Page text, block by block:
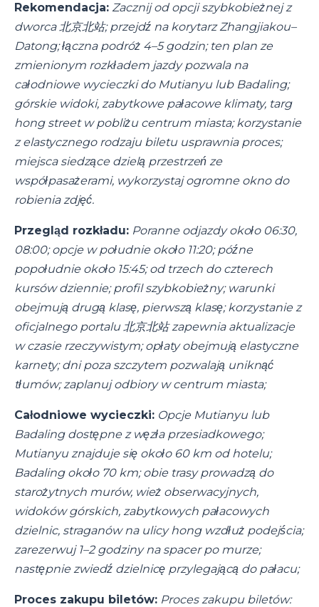
Rekomendacja: Zacznij od opcji szybkobieżnej z
dworca 北京北站; przejdź na korytarz Zhangjiakou–
Datong; łączna podróż 4–5 godzin; ten plan ze
zmienionym rozkładem jazdy pozwala na
całodniowe wycieczki do Mutianyu lub Badaling;
górskie widoki, zabytkowe pałacowe klimaty, targ
hong street w pobliżu centrum miasta; korzystanie
z elastycznego rodzaju biletu usprawnia proces;
miejsca siedzące dzielą przestrzeń ze
współpasażerami, wykorzystaj ogromne okno do
robienia zdjęć.
Przegląd rozkładu: Poranne odjazdy około 06:30,
08:00; opcje w południe około 11:20; późne
popołudnie około 15:45; od trzech do czterech
kursów dziennie; profil szybkobieżny; warunki
obejmują drugą klasę, pierwszą klasę; korzystanie z
oficjalnego portalu 北京北站 zapewnia aktualizacje
w czasie rzeczywistym; opłaty obejmują elastyczne
karnety; dni poza szczytem pozwalają uniknąć
tłumów; zaplanuj odbiory w centrum miasta;
Całodniowe wycieczki: Opcje Mutianyu lub
Badaling dostępne z węzła przesiadkowego;
Mutianyu znajduje się około 60 km od hotelu;
Badaling około 70 km; obie trasy prowadzą do
starożytnych murów, wież obserwacyjnych,
widoków górskich, zabytkowych pałacowych
dzielnic, straganów na ulicy hong wzdłuż podejścia;
zarezerwuj 1–2 godziny na spacer po murze;
następnie zwiedź dzielnicę przylegającą do pałacu;
Proces zakupu biletów: Proces zakupu biletów: